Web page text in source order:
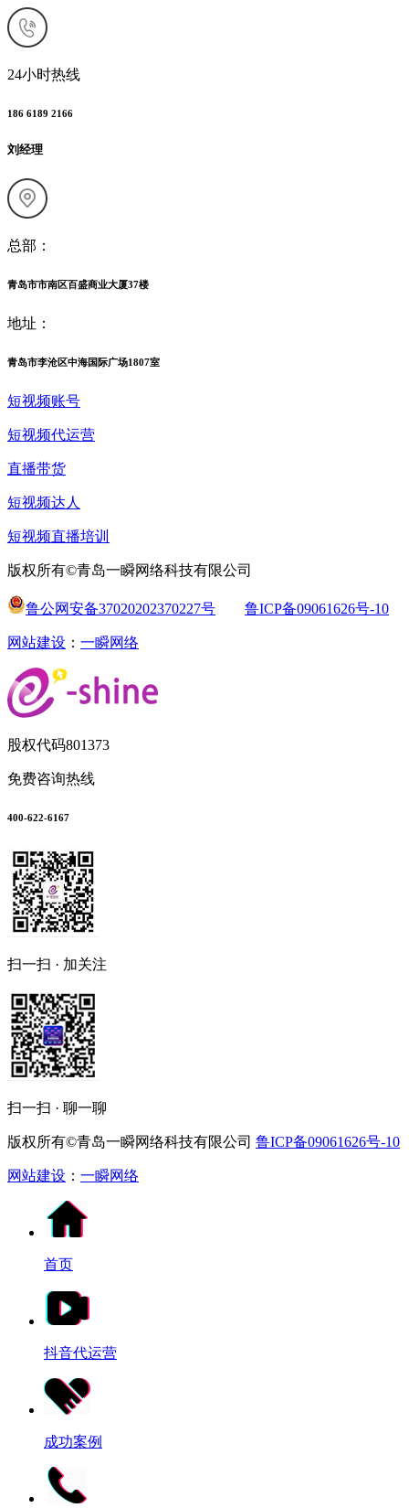
24小时热线
186 6189 2166
刘经理
总部：
青岛市市南区百盛商业大厦37楼
地址：
青岛市李沧区中海国际广场1807室
短视频账号
短视频代运营
直播带货
短视频达人
短视频直播培训
版权所有©青岛一瞬网络科技有限公司
鲁公网安备37020202370227号 鲁ICP备09061626号-10
网站建设 ： 一瞬网络
股权代码801373
免费咨询热线
400-622-6167
扫一扫 · 加关注
扫一扫 · 聊一聊
版权所有©青岛一瞬网络科技有限公司 鲁ICP备09061626号-10
网站建设 ： 一瞬网络
首页
抖音代运营
成功案例